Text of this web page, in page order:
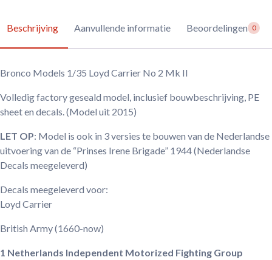
Beschrijving Aanvullende informatie Beoordelingen 0
Bronco Models 1/35 Loyd Carrier No 2 Mk II
Volledig factory geseald model, inclusief bouwbeschrijving, PE
sheet en decals. (Model uit 2015)
LET OP: Model is ook in 3 versies te bouwen van de Nederlandse
uitvoering van de “Prinses Irene Brigade” 1944 (Nederlandse
Decals meegeleverd)
Decals meegeleverd voor:
Loyd Carrier
British Army(1660-now)
1 Netherlands Independent Motorized Fighting Group